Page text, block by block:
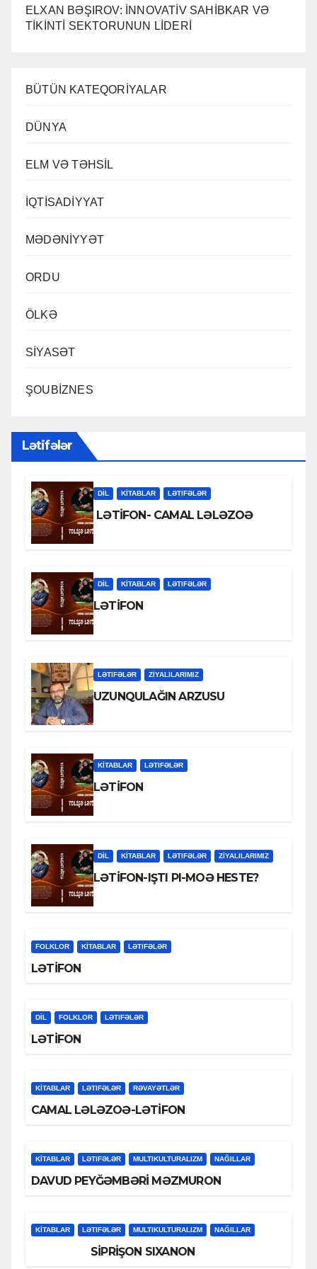
ELXAN BƏŞIROV: İNNOVATİV SAHİBKAR VƏ
TİKİNTİ SEKTORUNUN LİDERİ
BÜTÜN KATEQORİYALAR
DÜNYA
ELM VƏ TƏHSİL
İQTİSADİYYAT
MƏDƏNİYYƏT
ORDU
ÖLKƏ
SİYASƏT
ŞOUBİZNES
Lətifələr
DİL KİTABLAR LƏTIFƏLƏR
LƏTİFON- CAMAL LƏLƏZOƏ
DİL KİTABLAR LƏTIFƏLƏR
LƏTİFON
LƏTIFƏLƏR ZİYALILARIMIZ
UZUNQULAĞIN ARZUSU
KİTABLAR LƏTIFƏLƏR
LƏTİFON
DİL KİTABLAR LƏTIFƏLƏR ZİYALILARIMIZ
LƏTİFON-IŞTI PI-MOƏ HESTE?
FOLKLOR KİTABLAR LƏTIFƏLƏR
LƏTİFON
DİL FOLKLOR LƏTIFƏLƏR
LƏTİFON
KİTABLAR LƏTIFƏLƏR RƏVAYƏTLƏR
CAMAL LƏLƏZOƏ-LƏTİFON
KİTABLAR LƏTIFƏLƏR MULTIKULTURALIZM NAĞILLAR
DAVUD PEYĞƏMBƏRİ MƏZMURON
KİTABLAR LƏTIFƏLƏR MULTIKULTURALIZM NAĞILLAR
SİPRİŞON SIXANON